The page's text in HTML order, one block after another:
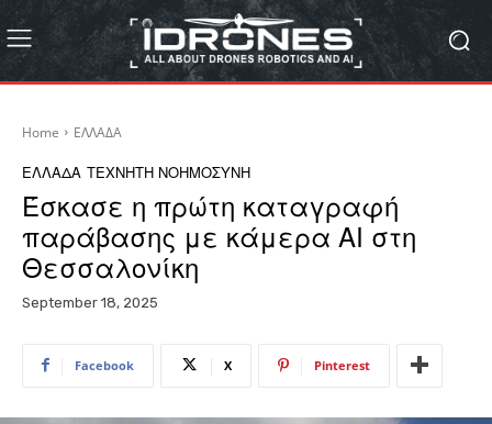
Home ΕΛΛΑΔΑ
ΕΛΛΑΔΑ ΤΕΧΝΗΤΗ ΝΟΗΜΟΣΥΝΗ
Έσκασε η πρώτη καταγραφή
παράβασης με κάμερα ΑΙ στη
Θεσσαλονίκη
September 18, 2025
Facebook X Pinterest